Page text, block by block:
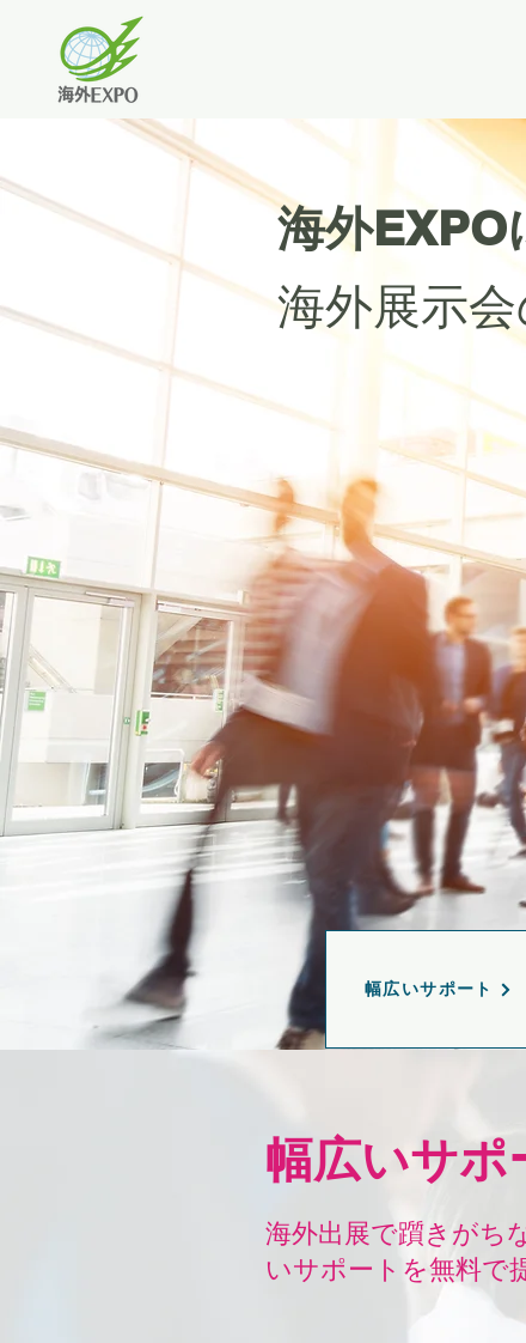
海外EXPO
海外展示
幅広いサポート
幅広いサポ
海外出展で躓きがち
いサポートを無料で